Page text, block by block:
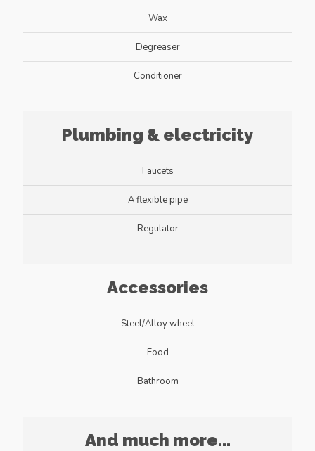
Wax
Degreaser
Conditioner
Plumbing & electricity
Faucets
A flexible pipe
Regulator
Accessories
Steel/Alloy wheel
Food
Bathroom
And much more...